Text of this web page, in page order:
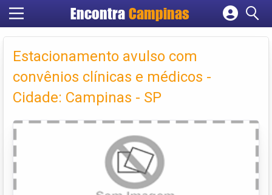
Encontra Campinas
Cadastrar empresa
Criar conta
Estacionamento avulso com
convênios clínicas e médicos -
Cidade: Campinas - SP